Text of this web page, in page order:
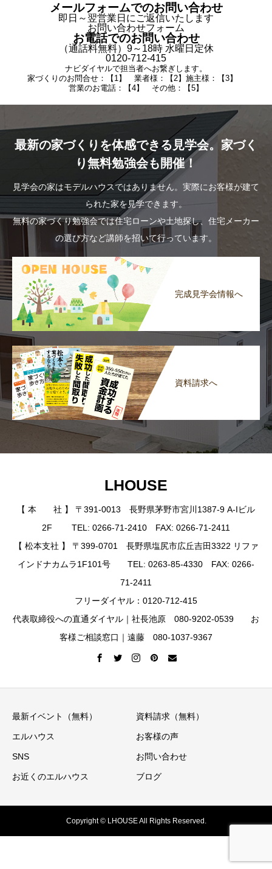
メールフォームでのお問い合わせ
即日～翌営業日にご返信いたします
お問い合わせフォーム
お電話でのお問い合わせ
（通話料無料）9～18時 水曜日定休
0120-712-415
ナビダイヤルで担当者へお繋ぎします。
家づくりのお問合せ：【1】 業者様：【2】施主様：【3】
営業のお電話：【4】 その他：【5】
最新の家づくりを体感できる見学会。家づく
り無料勉強会も開催！
見学会の家はモデルハウスではありません。実際にお客様が建て
られた家を見学できます。
無料の家づくり勉強会では住宅ローンや土地探し、住宅メーカー
の選び方など講師を招いて行っています。
完成見学会情報へ
資料請求へ
LHOUSE
【 本 社 】 〒391-0013 長野県茅野市宮川1387-9 A-Iビル
2F TEL: 0266-71-2410 FAX: 0266-71-2411
【 松本支社 】 〒399-0701 長野県塩尻市広丘吉田3322 リファ
インドナカムラ1F101号 TEL: 0263-85-4330 FAX: 0266-
71-2411
フリーダイヤル：0120-712-415
代表取締役への直通ダイヤル｜社長池原 080-9202-0539 お
客様ご相談窓口｜遠藤 080-1037-9367
最新イベント（無料） 資料請求（無料）
エルハウス お客様の声
SNS お問い合わせ
お近くのエルハウス ブログ
Copyright © LHOUSE All Rights Reserved.
お電話